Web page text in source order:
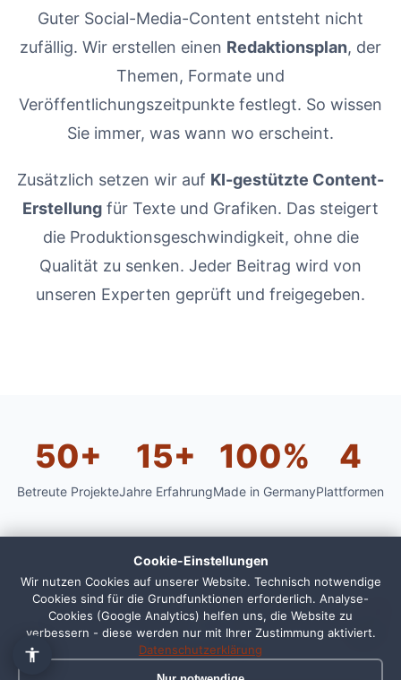
Guter Social-Media-Content entsteht nicht
zufällig. Wir erstellen einen Redaktionsplan, der
Themen, Formate und
Veröffentlichungszeitpunkte festlegt. So wissen
Sie immer, was wann wo erscheint.
Zusätzlich setzen wir auf KI-gestützte Content-
Erstellung für Texte und Grafiken. Das steigert
die Produktionsgeschwindigkeit, ohne die
Qualität zu senken. Jeder Beitrag wird von
unseren Experten geprüft und freigegeben.
50+
Betreute Projekte
15+
Jahre Erfahrung
100%
Made in Germany
4
Plattformen
Häufige Fragen zu Social Media
Marketing
Cookie-Einstellungen
Wir nutzen Cookies auf unserer Website. Technisch notwendige
Cookies sind für die Grundfunktionen erforderlich. Analyse-
Cookies (Google Analytics) helfen uns, die Website zu
verbessern - diese werden nur mit Ihrer Zustimmung aktiviert.
Datenschutzerklärung